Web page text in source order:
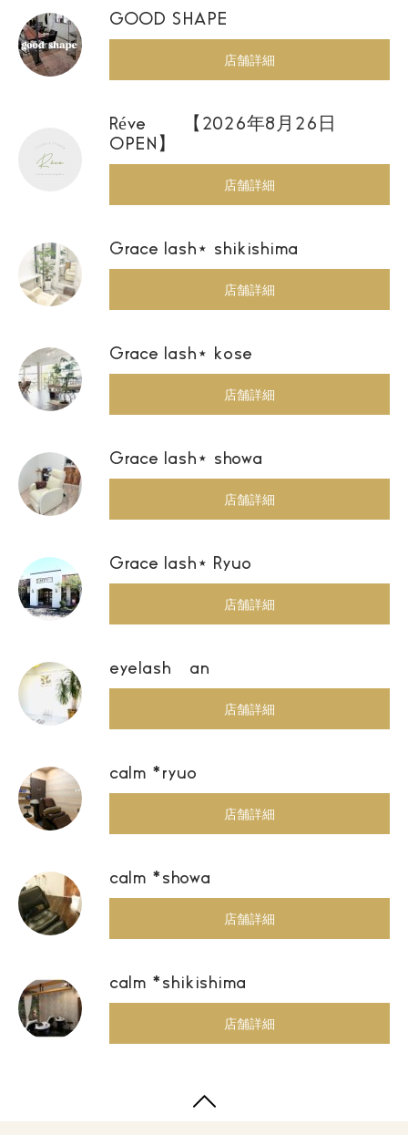
GOOD SHAPE
店舗詳細
Réve 【2026年8月26日
OPEN】
店舗詳細
Grace lash⋆ shikishima
店舗詳細
Grace lash⋆ kose
店舗詳細
Grace lash⋆ showa
店舗詳細
Grace lash⋆ Ryuo
店舗詳細
eyelash an
店舗詳細
calm *ryuo
店舗詳細
calm *showa
店舗詳細
calm *shikishima
店舗詳細